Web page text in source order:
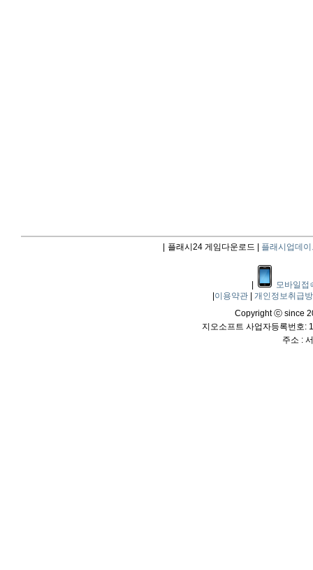
플래시24 게임다운로드 | 플래시업데이
모바일접
이용약관
개인정보취급
Copyright ⓒ since
지오소프트 사업자등록번호:
주소 :